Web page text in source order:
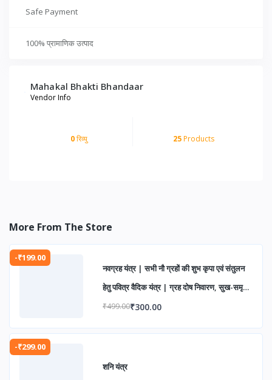
Safe Payment
100% प्रामाणिक उत्पाद
Mahakal Bhakti Bhandaar
Vendor Info
0रिव्यु 25Products
More From The Store
-₹199.00
नवग्रह यंत्र | सभी नौ ग्रहों की शुभ कृपा एवं संतुलन
हेतु पवित्र वैदिक यंत्र | ग्रह दोष निवारण, सुख-समृद्धि
एवं आध्यात्मिक उन्नति के लिए
₹499.00₹300.00
-₹299.00
शनि यंत्र